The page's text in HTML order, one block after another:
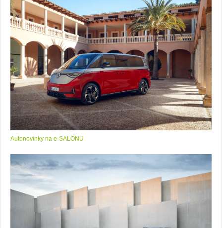
Autonovinky na e-SALONU